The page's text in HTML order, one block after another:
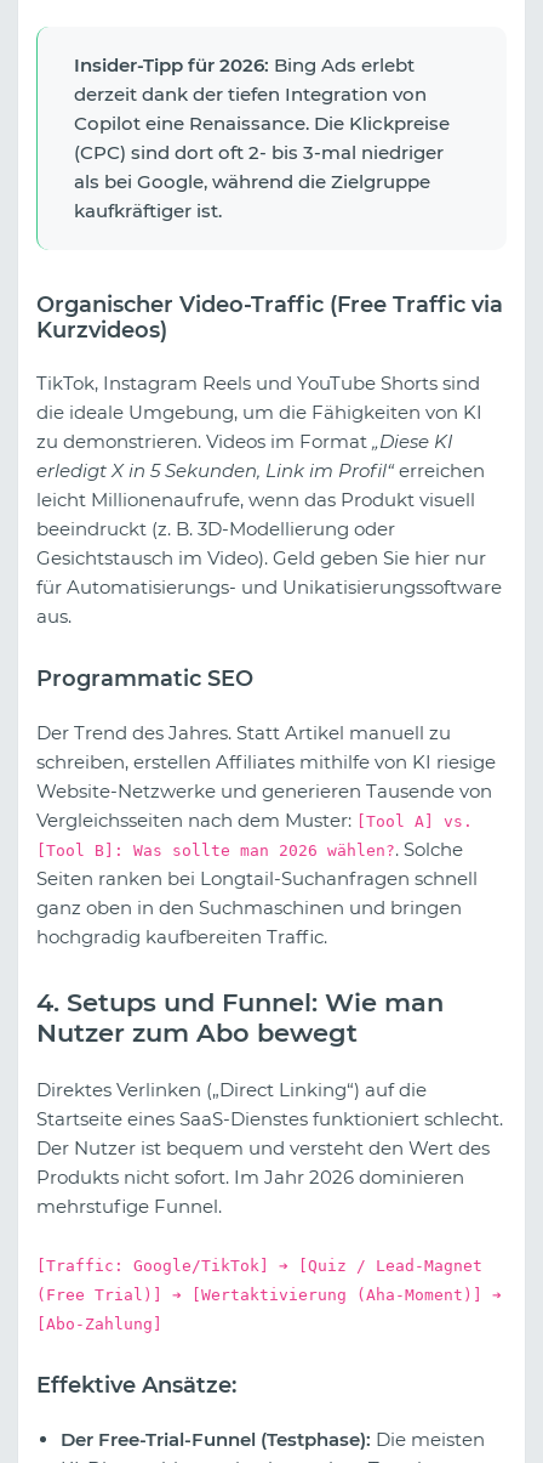
Insider-Tipp für 2026: Bing Ads erlebt
derzeit dank der tiefen Integration von
Copilot eine Renaissance. Die Klickpreise
(CPC) sind dort oft 2- bis 3-mal niedriger
als bei Google, während die Zielgruppe
kaufkräftiger ist.
Organischer Video-Traffic (Free Traffic via
Kurzvideos)
TikTok, Instagram Reels und YouTube Shorts sind
die ideale Umgebung, um die Fähigkeiten von KI
zu demonstrieren. Videos im Format „Diese KI
erledigt X in 5 Sekunden, Link im Profil“erreichen
leicht Millionenaufrufe, wenn das Produkt visuell
beeindruckt (z. B. 3D-Modellierung oder
Gesichtstausch im Video). Geld geben Sie hier nur
für Automatisierungs- und Unikatisierungssoftware
aus.
Programmatic SEO
Der Trend des Jahres. Statt Artikel manuell zu
schreiben, erstellen Affiliates mithilfe von KI riesige
Website-Netzwerke und generieren Tausende von
Vergleichsseiten nach dem Muster:
[Tool A] vs.
[Tool B]: Was sollte man 2026 wählen?. Solche
Seiten ranken bei Longtail-Suchanfragen schnell
ganz oben in den Suchmaschinen und bringen
hochgradig kaufbereiten Traffic.
4. Setups und Funnel: Wie man
Nutzer zum Abo bewegt
Direktes Verlinken („Direct Linking“) auf die
Startseite eines SaaS-Dienstes funktioniert schlecht.
Der Nutzer ist bequem und versteht den Wert des
Produkts nicht sofort. Im Jahr 2026 dominieren
mehrstufige Funnel.
[Traffic: Google/TikTok] ➔ [Quiz / Lead-Magnet
(Free Trial)] ➔ [Wertaktivierung (Aha-Moment)] ➔
[Abo-Zahlung]
Effektive Ansätze:
Der Free-Trial-Funnel (Testphase): Die meisten